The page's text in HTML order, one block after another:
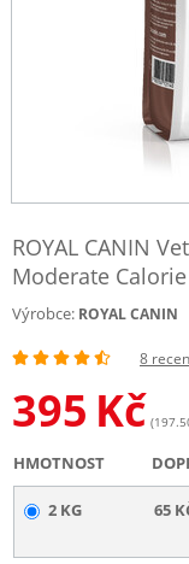
ROYAL CANIN
Moderate
Výrobce: ROYAL CANIN
8
395 Kč
HMOTNOST
2 KG 65